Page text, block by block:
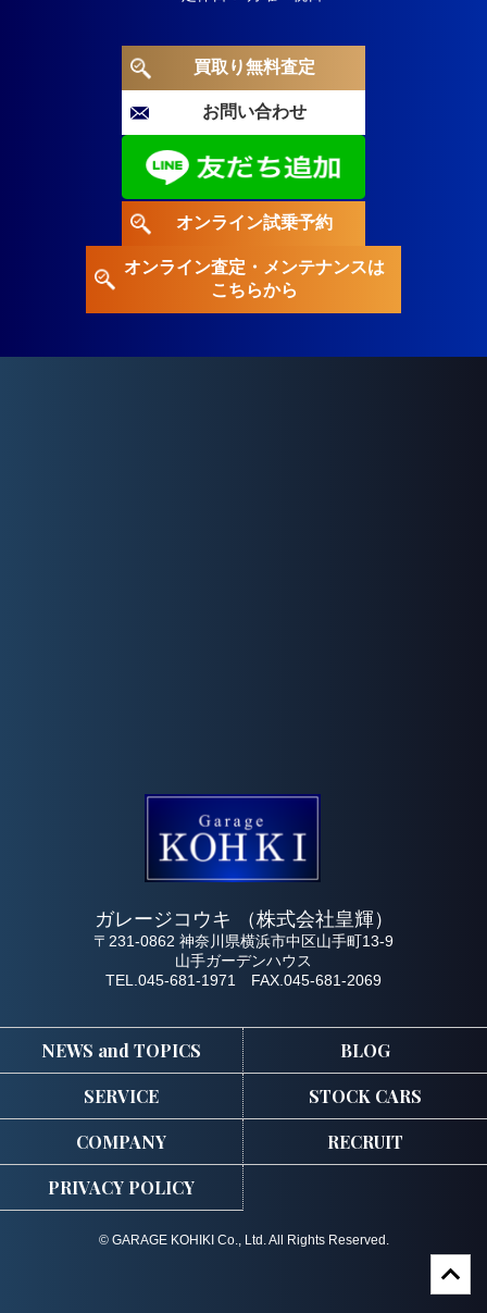
買取り無料査定
お問い合わせ
オンライン試乗予約
オンライン査定・メンテナンスは
こちらから
ガレージコウキ （株式会社皇輝）
〒231-0862 神奈川県横浜市中区山手町13-9
山手ガーデンハウス
TEL.045-681-1971 FAX.045-681-2069
NEWS and TOPICS
BLOG
SERVICE
STOCK CARS
COMPANY
RECRUIT
PRIVACY POLICY
© GARAGE KOHIKI Co., Ltd. All Rights Reserved.